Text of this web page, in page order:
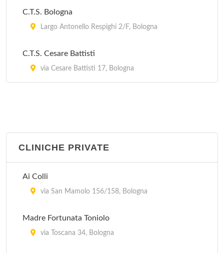
C.T.S. Bologna
Largo Antonello Respighi 2/F, Bologna
C.T.S. Cesare Battisti
via Cesare Battisti 17, Bologna
CLINICHE PRIVATE
Ai Colli
via San Mamolo 156/158, Bologna
Madre Fortunata Toniolo
via Toscana 34, Bologna